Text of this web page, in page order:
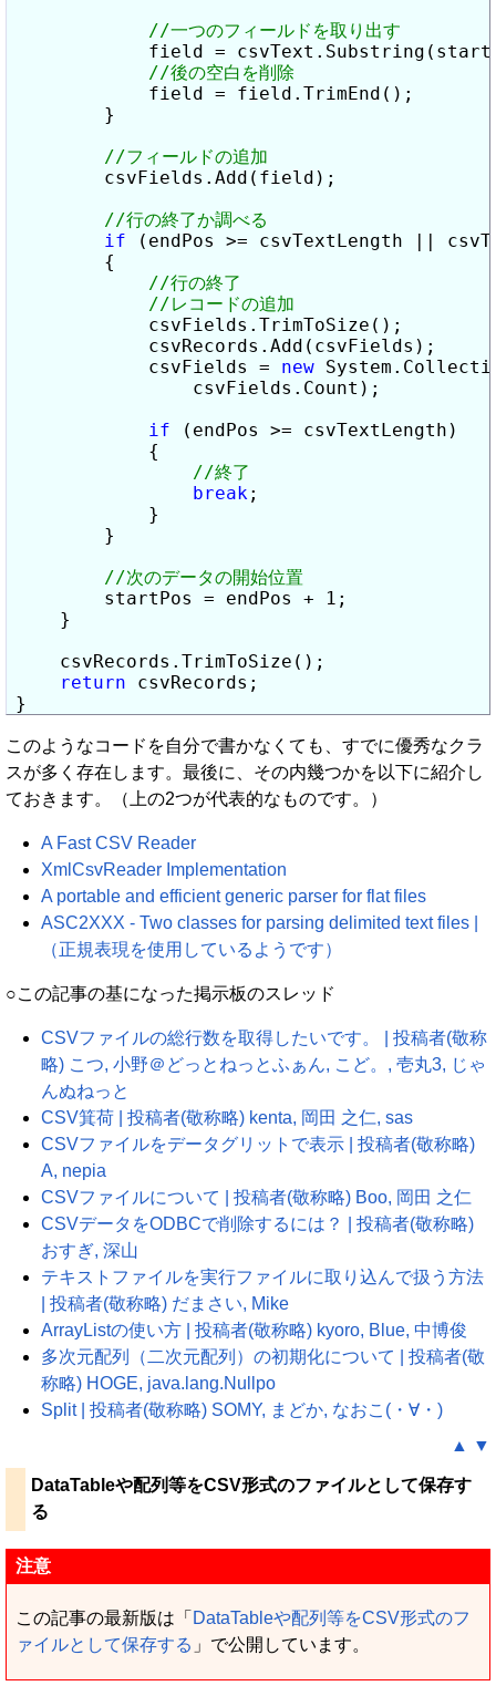
field =
            field = field.TrimEnd();
        }
        csvFields.Add(field);
if (endPos >= csvTextLength ||
        {
            csvFields.TrimToSize();
            csvRecords.Add(csvFields);
            csvFields =
new
                csvFields.Count);
if (endPos >= csvTextLength)
            {
break ;
            }
        }
        startPos = endPos + 1;
    }
    csvRecords.TrimToSize();
return csvRecords;
}
このようなコードを自分で書かなくても、すでに優秀なクラ
スが多く存在します。最後に、その内幾つかを以下に紹介し
ておきます。（上の2つが代表的なものです。）
A Fast CSV Reader
XmlCsvReader Implementation
A portable and efficient generic parser for flat files
ASC2XXX - Two classes for parsing delimited text files |
（正規表現を使用しているようです）
○この記事の基になった掲示板のスレッド
CSVファイルの総行数を取得したいです。 | 投稿者(敬称
略) こつ, 小野＠どっとねっとふぁん, こど。, 壱丸3, じゃ
んぬねっと
CSV箕荷 | 投稿者(敬称略) kenta, 岡田 之仁, sas
CSVファイルをデータグリットで表示 | 投稿者(敬称略)
A, nepia
CSVファイルについて | 投稿者(敬称略) Boo, 岡田 之仁
CSVデータをODBCで削除するには？ | 投稿者(敬称略)
おすぎ, 深山
テキストファイルを実行ファイルに取り込んで扱う方法
| 投稿者(敬称略) だまさい, Mike
ArrayListの使い方 | 投稿者(敬称略) kyoro, Blue, 中博俊
多次元配列（二次元配列）の初期化について | 投稿者(敬
称略) HOGE, java.lang.Nullpo
Split | 投稿者(敬称略) SOMY, まどか, なおこ(・∀・)
▲
▼
DataTableや配列等をCSV形式のファイルとして保存す
る
注意
この記事の最新版は「 DataTableや配列等をCSV形式のフ
ァイルとして保存する 」で公開しています。